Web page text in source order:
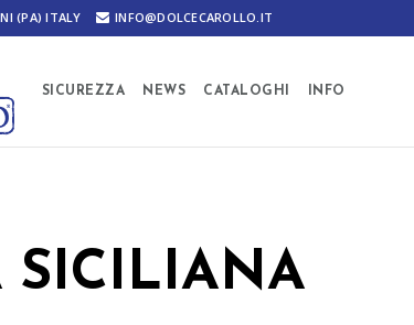
(PA) ITALY INFO@DOLCECAROLLO.IT
SICUREZZA NEWS CATALOGHI INFO
SICILIANA